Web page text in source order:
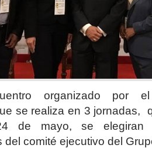
organizado por
se realiza en 3 jornadas,
de mayo, se elegiran
del comité ejecutivo del